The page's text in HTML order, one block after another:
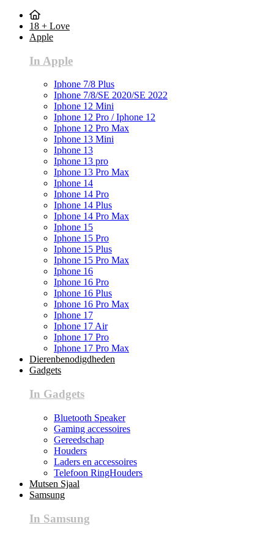
18 + Love
Apple
In Apple
Iphone 7/8 Plus
Iphone 7/8/SE 2020/SE 2022
Iphone 12 Mini
Iphone 12 Pro / Iphone 12
Iphone 12 Pro Max
Iphone 13 Mini
Iphone 13
Iphone 13 pro
Iphone 13 Pro Max
Iphone 14
Iphone 14 Pro
Iphone 14 Plus
Iphone 14 Pro Max
Iphone 15
Iphone 15 Pro
Iphone 15 Plus
Iphone 15 Pro Max
Iphone 16
Iphone 16 Pro
Iphone 16 Plus
Iphone 16 Pro Max
Iphone 17
Iphone 17 Air
Iphone 17 Pro
Iphone 17 Pro Max
Dierenbenodigdheden
Gadgets
In Gadgets
Bluetooth Speaker
Gaming accessoires
Gereedschap
Houders
Laders en accessoires
Telefoon RingHouders
Mutsen Sjaal
Samsung
In Samsung